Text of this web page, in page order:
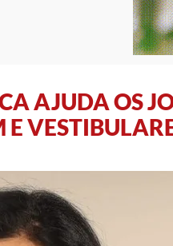
AJUDA OS